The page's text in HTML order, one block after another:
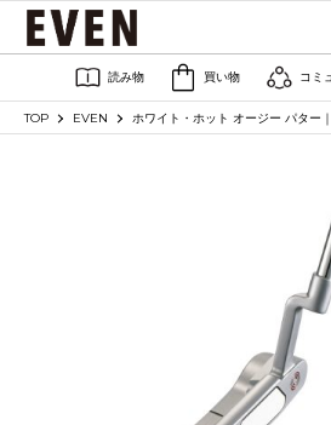
読み物 買い物 コミ
TOP EVEN ホワイト・ホット オージー パター